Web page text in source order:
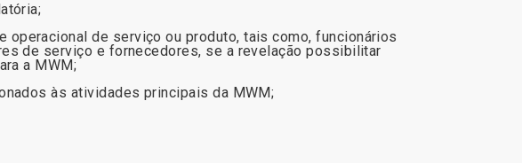
operacional de serviço ou produto, tais como, funcionários
de serviço e fornecedores, se a revelação possibilitar
a MWM;
às atividades principais da MWM;